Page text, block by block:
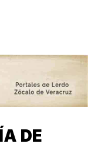
DE